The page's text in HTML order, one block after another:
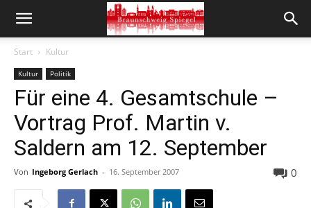
Start Kultur
Kultur Politik
Für eine 4. Gesamtschule –
Vortrag Prof. Martin v.
Saldern am 12. September
Von Ingeborg Gerlach - 16. September 2007 0